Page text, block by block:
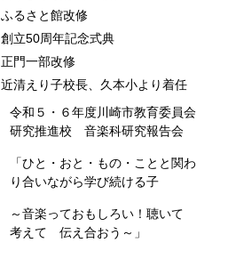
ふるさと館改修
創立50周年記念式典
正門一部改修
近清えり子校長、久本小より着任
令和５・６年度川崎市教育委員会
研究推進校 音楽科研究報告会
「ひと・おと・もの・ことと関わ
り合いながら学び続ける子
～音楽っておもしろい！聴いて
考えて 伝え合おう～」